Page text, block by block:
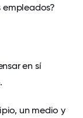
empleados?
en sí
un medio y